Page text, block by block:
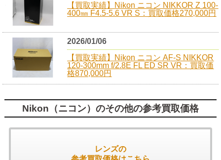
【買取実績】Nikon ニコン NIKKOR Z 100-
400㎜ F4.5-5.6 VR S：買取価格270,000円
2026/01/06
【買取実績】Nikon ニコン AF-S NIKKOR
120-300mm f/2.8E FL ED SR VR：買取価
格870,000円
Nikon（ニコン）のその他の参考買取価格
レンズの